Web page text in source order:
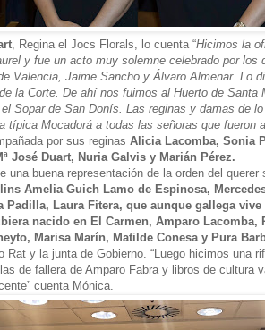
, Regina el Jocs Florals, lo cuenta “Hicimos la
y fue un acto muy solemne celebrado por los
Valencia, Jaime Sancho y Álvaro Almenar. Lo
la Corte. De ahí nos fuimos al Huerto de Santa
Sopar de San Donís. Las reginas y damas de
típica Mocadorá a todas las señoras que fueron
por sus reginas Alicia Lacomba, Sonia
José Duart, Nuria Galvis y Marián Pérez.
una buena representación de la orden del querer
Amelia Guich Lamo de Espinosa,
Padilla, Laura Fitera, que aunque gallega
nacido en El Carmen, Amparo Lacomba,
Marisa Marín, Matilde Conesa y Pura
Rat y la junta de Gobierno. “Luego hicimos una
de fallera de Amparo Fabra y libros de cultura
cuenta Mónica.